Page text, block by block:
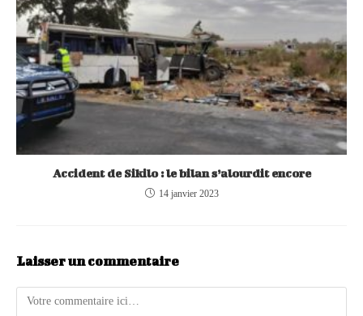
Accident de Sikilo : le bilan s’alourdit encore
14 janvier 2023
Laisser un commentaire